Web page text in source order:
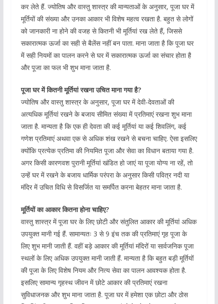
कर लेते हैं. ज्योतिष और वास्तु शास्त्र की मान्यताओं के अनुसार, पूजा घर में
मूर्तियों की संख्या और उनका आकार भी विशेष महत्व रखता है. बहुत से लोगों
को जानकारी ना होने की वजह से कितनी भी मूर्तियां रख लेते हैं, जिससे
सकारात्मक ऊर्जा का सही से बैलेंस नहीं बन पाता. माना जाता है कि पूजा घर
में सही नियमों का पालन करने से घर में सकारात्मक ऊर्जा का संचार होता है
और पूजा का फल भी शुभ माना जाता है.
पूजा घर में कितनी मूर्तियां रखना उचित माना गया है?
ज्योतिष और वास्तु शास्त्र के अनुसार, पूजा घर में देवी-देवताओं की
अत्यधिक मूर्तियां रखने के बजाय सीमित संख्या में प्रतिमाएं रखना शुभ माना
जाता है. मान्यता है कि एक ही देवता की कई मूर्तियां या कई शिवलिंग, कई
गणेश प्रतिमाएं अथवा एक से अधिक शंख रखने से बचना चाहिए. ऐसा इसलिए
क्योंकि प्रत्येक प्रतिमा की नियमित पूजा और सेवा का विधान बताया गया है.
अगर किसी कारणवश पुरानी मूर्तियां खंडित हो जाएं या पूजा योग्य ना रहें, तो
उन्हें घर में रखने के बजाय धार्मिक परंपरा के अनुसार किसी पवित्र नदी या
मंदिर में उचित विधि से विसर्जित या समर्पित करना बेहतर माना जाता है.
मूर्तियों का आकार कितना होना चाहिए?
वास्तु शास्त्र में पूजा घर के लिए छोटी और संतुलित आकार की मूर्तियां अधिक
उपयुक्त मानी गई हैं. सामान्यतः 3 से 9 इंच तक की प्रतिमाएं गृह पूजा के
लिए शुभ मानी जाती हैं. वहीं बड़े आकार की मूर्तियां मंदिरों या सार्वजनिक पूजा
स्थलों के लिए अधिक उपयुक्त मानी जाती हैं. मान्यता है कि बहुत बड़ी मूर्तियों
की पूजा के लिए विशेष नियम और नित्य सेवा का पालन आवश्यक होता है.
इसलिए सामान्य गृहस्थ जीवन में छोटे आकार की प्रतिमाएं रखना
सुविधाजनक और शुभ माना जाता है. पूजा घर में हमेशा एक छोटा और ठोस